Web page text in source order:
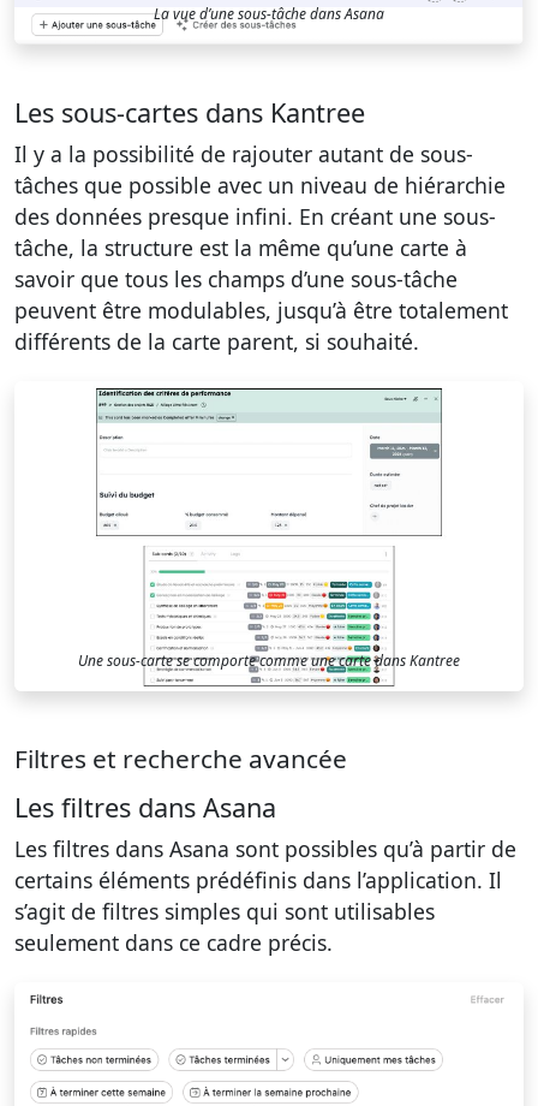
La vue d’une sous-tâche dans Asana
Les sous-cartes dans Kantree
Il y a la possibilité de rajouter autant de sous-
tâches que possible avec un niveau de hiérarchie
des données presque infini. En créant une sous-
tâche, la structure est la même qu’une carte à
savoir que tous les champs d’une sous-tâche
peuvent être modulables, jusqu’à être totalement
différents de la carte parent, si souhaité.
Une sous-carte se comporte comme une carte dans Kantree
Filtres et recherche avancée
Les filtres dans Asana
Les filtres dans Asana sont possibles qu’à partir de
certains éléments prédéfinis dans l’application. Il
s’agit de filtres simples qui sont utilisables
seulement dans ce cadre précis.